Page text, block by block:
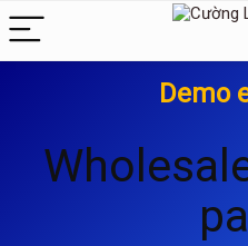
Demo